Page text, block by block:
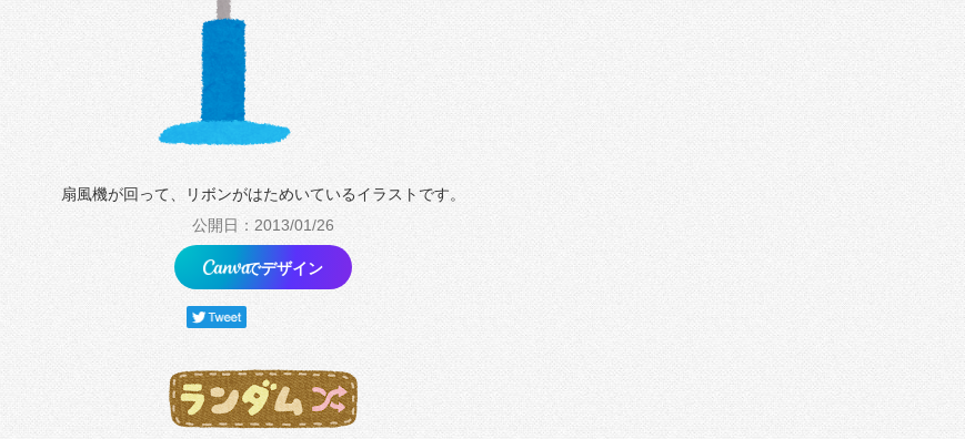
扇風機が回って、リボンがはためいているイラストです。
公開日：2013/01/26
でデザイン